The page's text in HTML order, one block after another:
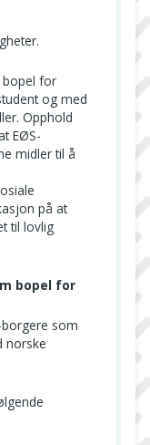
bopel for
og med
Opphold
EØS-
midler til å
på at
til lovlig
bopel for
som
norske